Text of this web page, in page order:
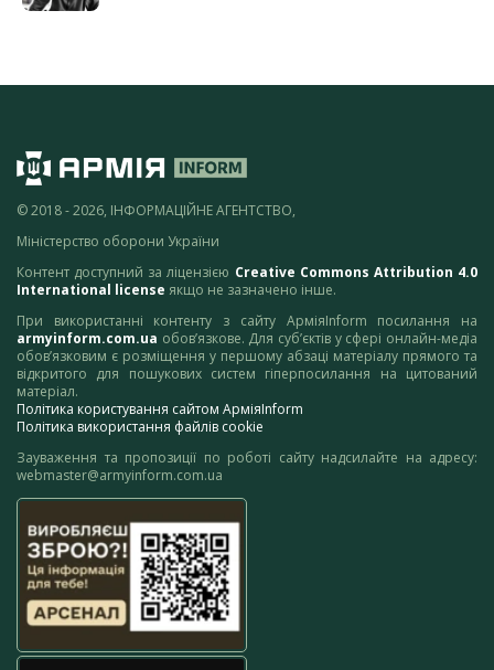
© 2018 - 2026, ІНФОРМАЦІЙНЕ АГЕНТСТВО,
Міністерство оборони України
Контент доступний за ліцензією Creative Commons Attribution 4.0
International license якщо не зазначено інше.
При використанні контенту з сайту АрміяInform посилання на
armyinform.com.ua обов’язкове. Для суб’єктів у сфері онлайн-медіа
обов’язковим є розміщення у першому абзаці матеріалу прямого та
відкритого для пошукових систем гіперпосилання на цитований
матеріал.
Політика користування сайтом АрміяInform
Політика використання файлів cookie
Зауваження та пропозиції по роботі сайту надсилайте на адресу:
webmaster@armyinform.com.ua